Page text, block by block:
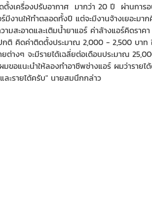
งเครื่องปรับอากาศ มากว่า 20 ปี ผ่านการ
งานให้ทำตลอดทั้งปี แต่จะมีงานจ้างเยอะม
สะอาดและเติมน้ำยาแอร์ ค่าล้างแอร์คิดรา
ติ คิดค่าติดตั้งประมาณ 2,000 - 2,500 บาท
ต่างๆ จะมีรายได้เฉลี่ยต่อเดือนประมาณ
อแนะนำให้ลองทำอาชีพช่างแอร์ ผมว่ารายไ
ละรายได้ครับ" นายสมนึกกล่าว